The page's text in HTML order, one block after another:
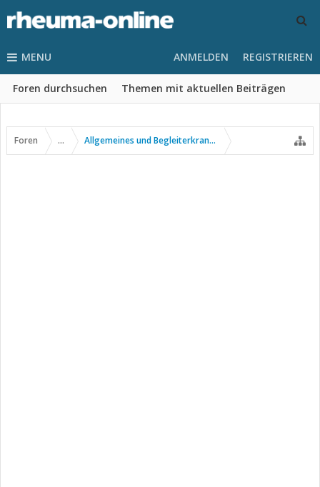
MENU
Foren durchsuchen Themen mit aktuellen Beiträgen
ANMELDEN REGISTRIEREN
Foren ... Allgemeines und Begleiterkrankungen